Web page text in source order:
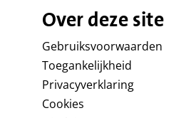
Over deze site
Gebruiksvoorwaarden
Toegankelijkheid
Privacyverklaring
Cookies